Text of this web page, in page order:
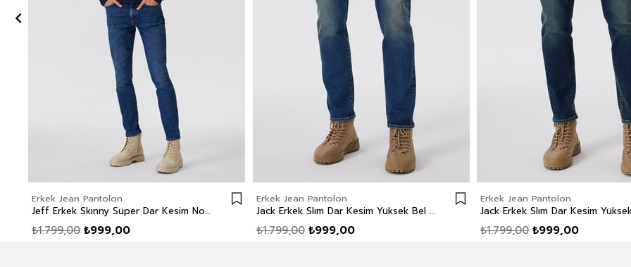
Erkek Jean Pantolon
Jeff Erkek Skınny Süper Dar Kesim Normal Bel Dar Paça Jean Pantolon Mavi
₺999,00
₺1.799,00
Erkek Jean Pantolon
Jack Erkek Slım Dar Kesim Yüksek Bel Dar Paça Jean Pantolon Mavi
₺999,00
₺1.799,00
Erkek Jean Pantolon
₺999,00
₺1.799,00